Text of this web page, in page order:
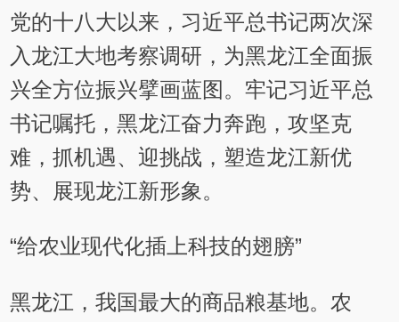
党的十八大以来，习近平总书记两次深
入龙江大地考察调研，为黑龙江全面振
兴全方位振兴擘画蓝图。牢记习近平总
书记嘱托，黑龙江奋力奔跑，攻坚克
难，抓机遇、迎挑战，塑造龙江新优
势、展现龙江新形象。
“给农业现代化插上科技的翅膀”
黑龙江，我国最大的商品粮基地。农